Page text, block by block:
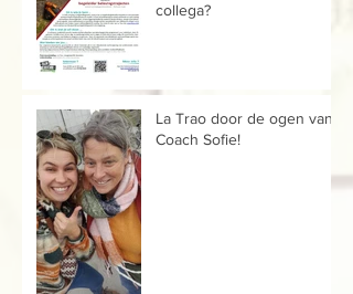
collega?
La Trao door de ogen van...
Coach Sofie!